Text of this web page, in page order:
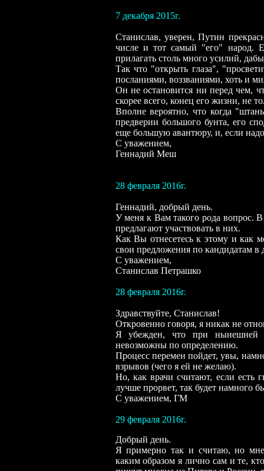
7 декабря 2015г.
Станислав, уверен, Путин
числе и тот самый "его" народ.
прилагать столь много усилий,
Так что "открыть глаза",
посланиями, воззваниями, хоть и
Он не остановится ни перед чем,
скорее всего, конец его жизни, не
Вполне вероятно, что когда
предверии большого бунта, его
еще большую авантюру, и, если
С уважением,
Геннадий Меш
28 февраля 2016г.
Геннадий, добрый день.
У меня к Вам такого рода вопрос.
предлагают участвовать в них.
Как Вы отнесетесь к этому и как
свои предложения по кандидатам в
С уважением,
Станислав Петрашко
28 февраля 2016г.
Здравствуйте, Станислав!
Откровенно говоря, я никак не
Я убежден, что при нынешней
невозможны по определению.
Процесс перемен пойдет, увы,
взрывов (чего я ей не желаю).
Но, как врачи считают, если есть
лучше прорвет, так будет намного
С уважением, ГМ
29февраля 2016г.
Добрый день.
Я примерно так и считаю, но
каким образом я лично сам и те,